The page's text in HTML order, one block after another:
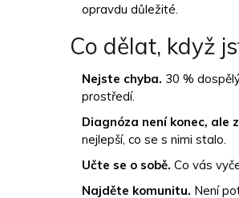
opravdu důležité.
Co dělat, když
Nejste chyba. 30 %
prostředí.
Diagnóza není konec, ale
nejlepší, co se s nimi stalo.
Učte se o sobě. Co vás
Najděte komunitu. Není